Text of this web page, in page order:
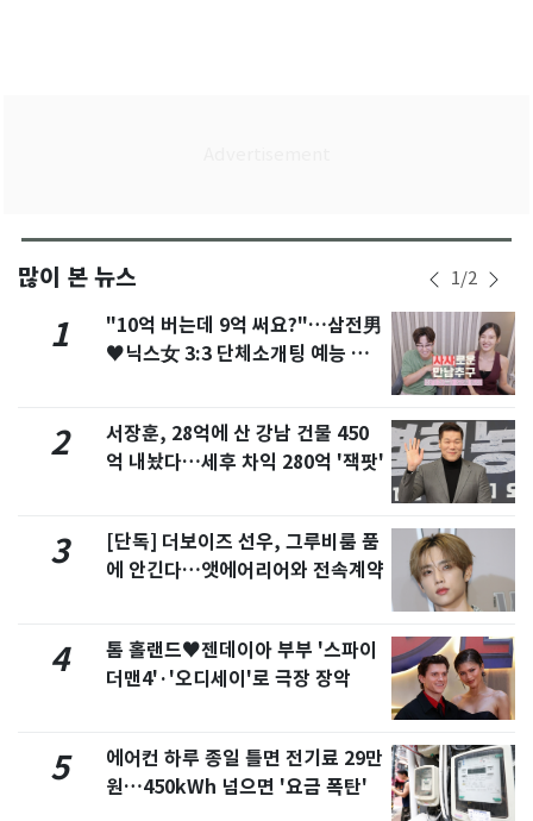
많이 본 뉴스 1/2
1
"10억 버는데 9억 써요?"…삼전男
♥닉스女 3:3 단체소개팅 예능 화
2
서장훈, 28억에 산 강남 건물 450
억 내놨다…세후 차익 280억 '잭팟'
3
[단독] 더보이즈 선우, 그루비룸 품
에 안긴다…앳에어리어와 전속계약
4
톰 홀랜드♥젠데이아 부부 '스파이
더맨4'·'오디세이'로 극장 장악
5
에어컨 하루 종일 틀면 전기료 29만
원…450kWh 넘으면 '요금 폭탄'